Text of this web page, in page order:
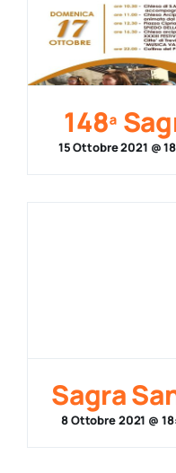
148ª
15 Ottobre 2021 @
Sagra
8 Ottobre 2021 @